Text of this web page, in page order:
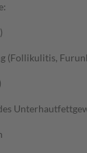
(Follikulitis,